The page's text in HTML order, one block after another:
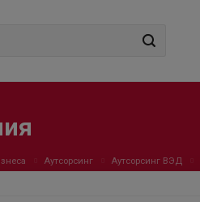
Аутсорсинг Аутсорсинг ВЭД